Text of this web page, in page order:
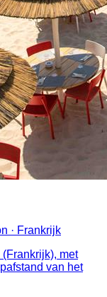
· Frankrijk
met
van het